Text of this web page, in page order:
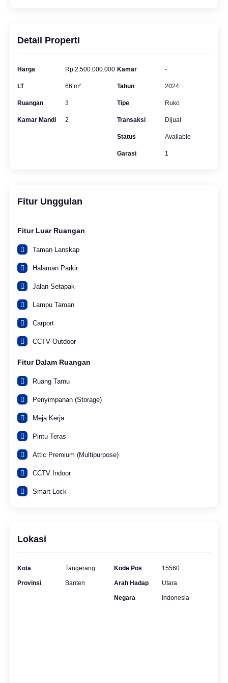
Detail Properti
Harga Rp 2.500.000.000
LT 66 m²
Ruangan 3
Kamar Mandi 2
Kamar -
Tahun 2024
Tipe Ruko
Transaksi Dijual
Status Available
Garasi 1
Fitur Unggulan
Fitur Luar Ruangan
Taman Lanskap
Halaman Parkir
Jalan Setapak
Lampu Taman
Carport
CCTV Outdoor
Fitur Dalam Ruangan
Ruang Tamu
Penyimpanan (Storage)
Meja Kerja
Pintu Teras
Attic Premium (Multipurpose)
CCTV Indoor
Smart Lock
Lokasi
Kota Tangerang
Provinsi Banten
Kode Pos 15560
Arah Hadap Utara
Negara Indonesia